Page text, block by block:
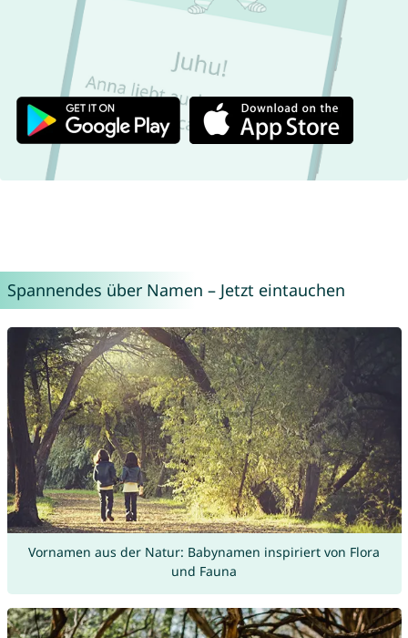
Spannendes über Namen – Jetzt eintauchen
Vornamen aus der Natur: Babynamen inspiriert von Flora
und Fauna